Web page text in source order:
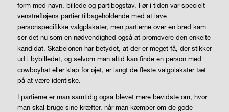
form med navn, billede og partibogstav. Før i tiden var specielt
venstrefløjens partier tilbageholdende med at lave
personspecifikke valgplakater, men partierne over en bred kam
ser det nu som en nødvendighed også at promovere den enkelte
kandidat. Skabelonen har betydet, at der er meget få, der stikker
ud i bybilledet, og selvom man altid kan finde en person med
cowboyhat eller klap for øjet, er langt de fleste valgplakater tæt
på at være identiske.
I partierne er man samtidig også blevet mere bevidste om, hvor
man skal bruge sine kræfter, når man kæmper om de gode